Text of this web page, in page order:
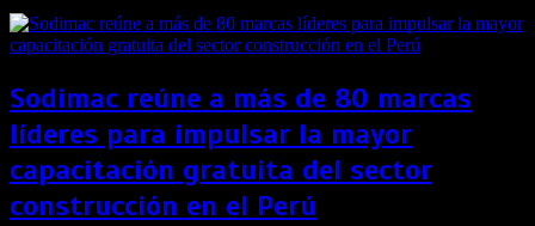
Sodimac reúne a más de 80 marcas
líderes para impulsar la mayor
capacitación gratuita del sector
construcción en el Perú